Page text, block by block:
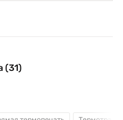
(31)